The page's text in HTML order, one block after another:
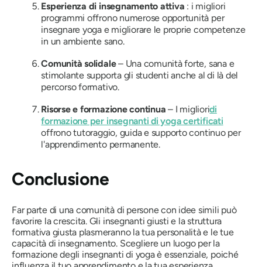
Esperienza di insegnamento attiva : i migliori
programmi offrono numerose opportunità per
insegnare yoga e migliorare le proprie competenze
in un ambiente sano.
Comunità solidale– Una comunità forte, sana e
stimolante supporta gli studenti anche al di là del
percorso formativo.
Risorse e formazione continua – I miglioridi
formazione per insegnanti di yoga certificati
offrono tutoraggio, guida e supporto continuo per
l'apprendimento permanente.
Conclusione
Far parte di una comunità di persone con idee simili può
favorire la crescita. Gli insegnanti giusti e la struttura
formativa giusta plasmeranno la tua personalità e le tue
capacità di insegnamento. Scegliere un luogo per la
formazione degli insegnanti di yoga è essenziale, poiché